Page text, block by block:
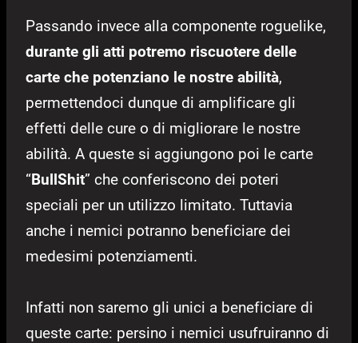
Passando invece alla componente roguelike,
durante gli atti potremo riscuotere delle
carte che potenziano le nostre abilità,
permettendoci dunque di amplificare gli
effetti delle cure o di migliorare le nostre
abilità. A queste si aggiungono poi le carte
“BullShit” che conferiscono dei poteri
speciali per un utilizzo limitato. Tuttavia
anche i nemici potranno beneficiare dei
medesimi potenziamenti.
Infatti non saremo gli unici a beneficiare di
queste carte: persino i nemici usufruiranno di